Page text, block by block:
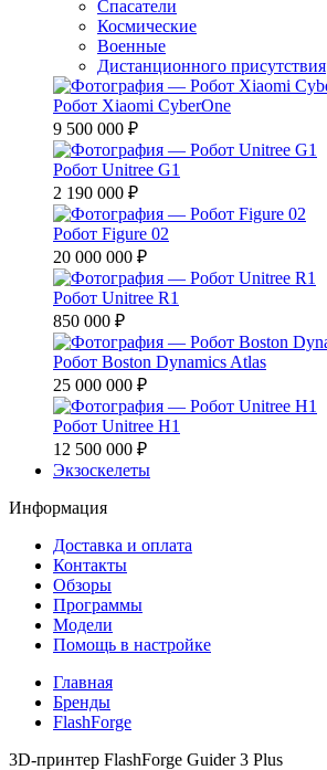
Спасатели
Космические
Военные
Дистанционного присутствия
Робот Xiaomi CyberOne
9 500 000 ₽
Робот Unitree G1
2 190 000 ₽
Робот Figure 02
20 000 000 ₽
Робот Unitree R1
850 000 ₽
Робот Boston Dynamics Atlas
25 000 000 ₽
Робот Unitree H1
12 500 000 ₽
Экзоскелеты
Информация
Доставка и оплата
Контакты
Обзоры
Программы
Модели
Помощь в настройке
Главная
Бренды
FlashForge
3D-принтер FlashForge Guider 3 Plus